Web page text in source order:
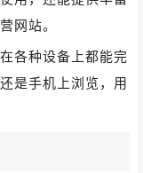
网站。
各种设备上都能完
是手机上浏览，用